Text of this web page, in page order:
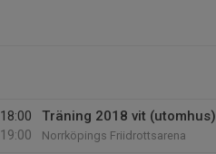
18:00
19:00
Träning 2018 vit (utomhus)
Norrköpings Friidrottsarena